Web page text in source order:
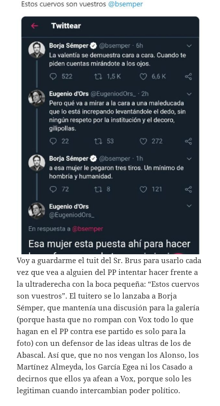
Voy a guardarme el tuit del Sr. Brus para usarlo cada
vez que vea a alguien del PP intentar hacer frente a
la ultraderecha con la boca pequeña: “Estos cuervos
son vuestros”. El tuitero se lo lanzaba a Borja
Sémper, que mantenía una discusión para la galería
(porque hasta que no rompan con Vox todo lo que
hagan en el PP contra ese partido es solo para la
foto) con un defensor de las ideas ultras de los de
Abascal. Así que, que no nos vengan los Alonso, los
Martínez Almeyda, los García Egea ni los Casado a
decirnos que ellos ya afean a Vox, porque solo les
legitiman cuando intercambian poder político.